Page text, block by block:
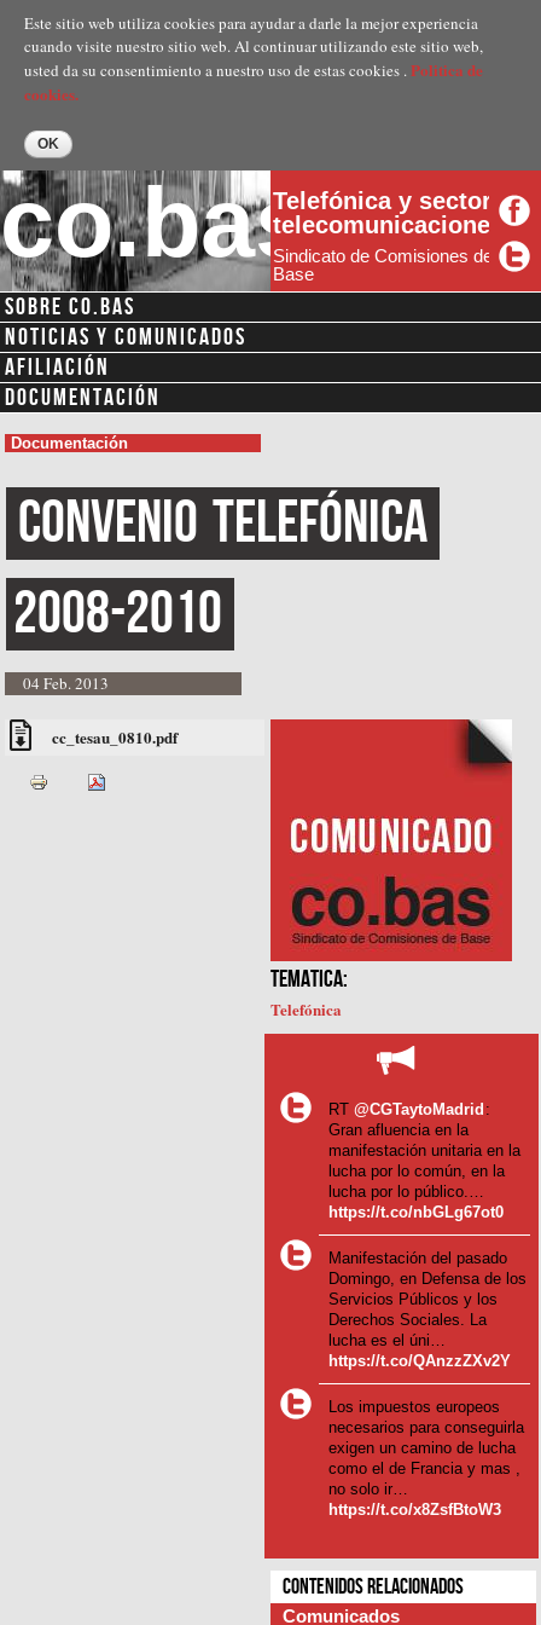
contenido
principal
Este sitio web utiliza cookies para ayudar a darle la mejor experiencia
cuando visite nuestro sitio web. Al continuar utilizando este sitio web,
usted da su consentimiento a nuestro uso de estas cookies .Politica de
cookies.
co.basTelefónica y sector
telecomunicaciones
Sindicato de Comisiones de
Base
SOBRE CO.BAS
NOTICIAS Y COMUNICADOS
AFILIACIÓN
DOCUMENTACIÓN
Documentación
Convenio Telefónica
2008-2010
04 Feb. 2013
cc_tesau_0810.pdf
TEMATICA:
Telefónica
RT @CGTaytoMadrid :
Gran afluencia en la
manifestación unitaria en la
lucha por lo común, en la
lucha por lo público.…
https://t.co/nbGLg67ot0
Manifestación del pasado
Domingo, en Defensa de los
Servicios Públicos y los
Derechos Sociales. La
lucha es el úni…
https://t.co/QAnzzZXv2Y
Los impuestos europeos
necesarios para conseguirla
exigen un camino de lucha
como el de Francia y mas ,
no solo ir…
https://t.co/x8ZsfBtoW3
Contenidos relacionados
Comunicados